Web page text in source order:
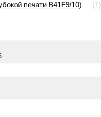
печати B41F9/10) (1)